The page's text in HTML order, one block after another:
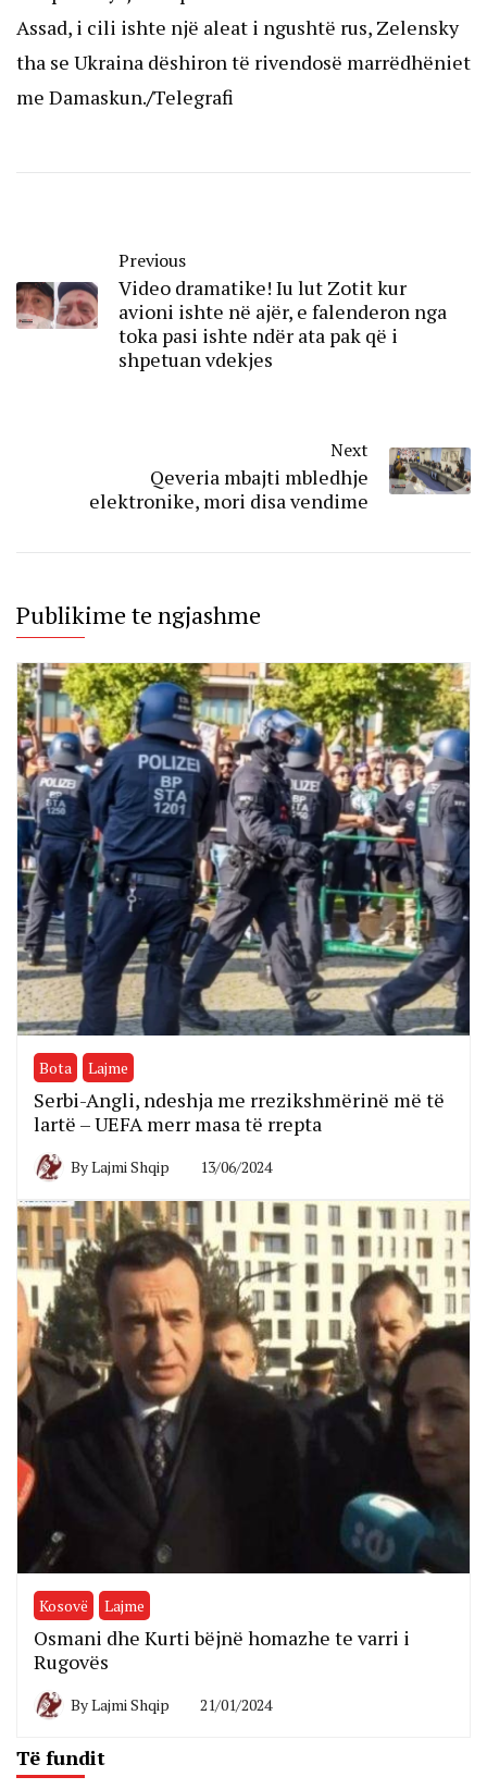
Assad, i cili ishte një aleat i ngushtë rus, Zelensky
tha se Ukraina dëshiron të rivendosë marrëdhëniet
me Damaskun./Telegrafi
Previous
Video dramatike! Iu lut Zotit kur
avioni ishte në ajër, e falenderon nga
toka pasi ishte ndër ata pak që i
shpetuan vdekjes
Next
Qeveria mbajti mbledhje
elektronike, mori disa vendime
Publikime te ngjashme
Bota Lajme
Serbi-Angli, ndeshja me rrezikshmërinë më të
lartë – UEFA merr masa të rrepta
ByLajmi Shqip 13/06/2024
Kosovë Lajme
Osmani dhe Kurti bëjnë homazhe te varri i
Rugovës
ByLajmi Shqip 21/01/2024
Të fundit